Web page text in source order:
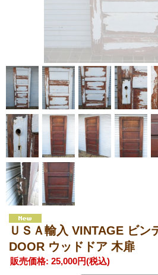
ＵＳＡ輸入 VINTAGE ビン
DOOR ウッドドア 木扉
販売価格: 25,000円(税込)